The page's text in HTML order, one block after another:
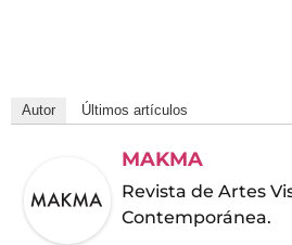
Autor Últimos artículos
MAKMA
Revista de Artes
Contemporánea.